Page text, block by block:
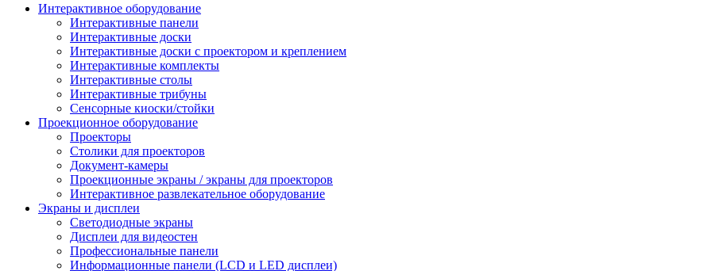
Интерактивное оборудование
Интерактивные панели
Интерактивные доски
Интерактивные доски с проектором и креплением
Интерактивные комплекты
Интерактивные столы
Интерактивные трибуны
Сенсорные киоски/стойки
Проекционное оборудование
Проекторы
Столики для проекторов
Документ-камеры
Проекционные экраны / экраны для проекторов
Интерактивное развлекательное оборудование
Экраны и дисплеи
Светодиодные экраны
Дисплеи для видеостен
Профессиональные панели
Информационные панели (LCD и LED дисплеи)